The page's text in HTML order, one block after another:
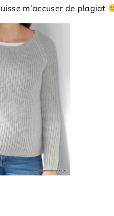
m’accuser de plagiat